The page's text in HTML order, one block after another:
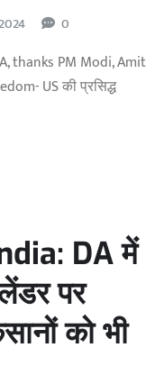
0
thanks PM Modi, Amit
US की प्रसिद्ध
DA में
पर
को भी